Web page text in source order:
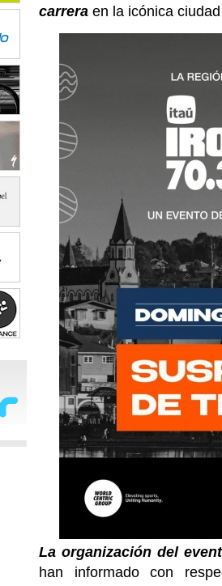
carrera en la icónica
La organización del
han informado con